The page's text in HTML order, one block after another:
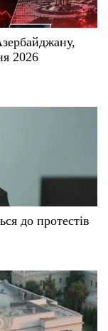
2026
до протестів